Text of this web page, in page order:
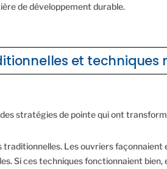
de développement durable.
et techniques
stratégies de pointe qui ont
Les ouvriers
Si ces techniques fonctionnaient